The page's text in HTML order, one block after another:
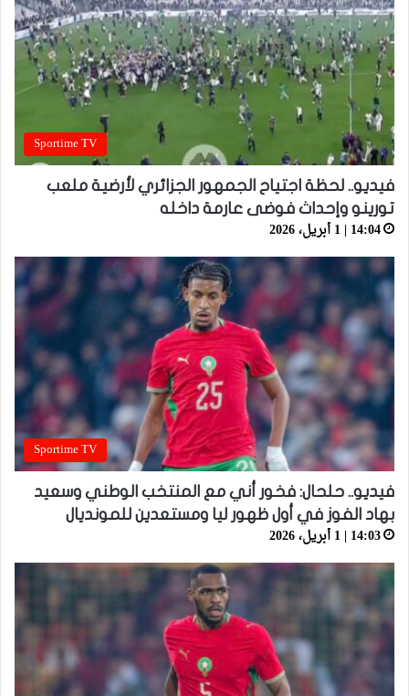
Sportime TV
فيديو.. لحظة اجتياح الجمهور الجزائري لأرضية ملعب
تورينو وإحداث فوضى عارمة داخله
14:04 | 1 أبريل، 2026
Sportime TV
فيديو.. حلحال: فخور أني مع المنتخب الوطني وسعيد
بهاد الفوز في أول ظهور ليا ومستعدين للمونديال
14:03 | 1 أبريل، 2026